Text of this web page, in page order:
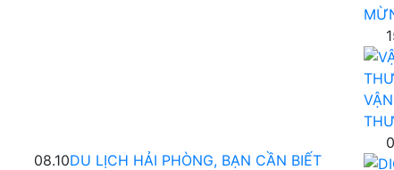
08.10DU LỊCH HẢI PHÒNG, BẠN CẦN BIẾT